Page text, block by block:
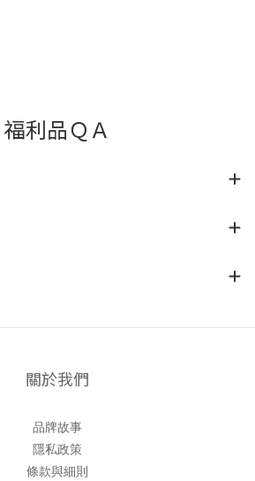
福利品ＱＡ
關於我們
品牌故事
隱私政策
條款與細則